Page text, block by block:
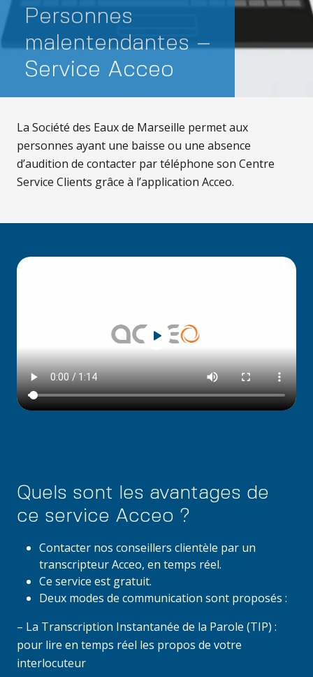
Personnes
malentendantes –
Service Acceo
La Société des Eaux de Marseille permet aux
personnes ayant une baisse ou une absence
d’audition de contacter par téléphone son Centre
Service Clients grâce à l’application Acceo.
Quels sont les avantages de
ce service Acceo ?
Contacter nos conseillers clientèle par un
transcripteur Acceo, en temps réel.
Ce service est gratuit.
Deux modes de communication sont proposés :
– La Transcription Instantanée de la Parole (TIP) :
pour lire en temps réel les propos de votre
interlocuteur